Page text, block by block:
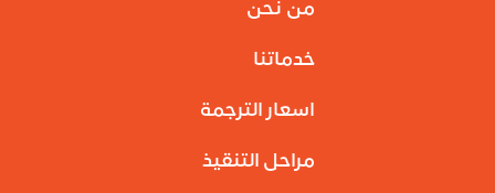
من نحن
خدماتنا
اسعار الترجمة
مراحل التنقيذ